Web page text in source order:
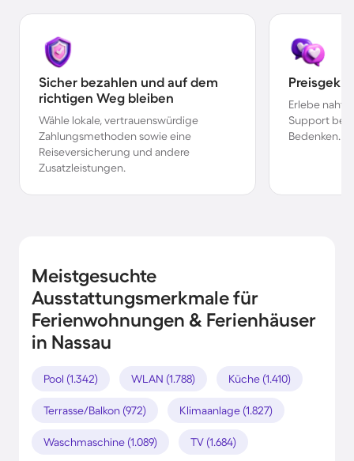
Sicher bezahlen und auf dem
richtigen Weg bleiben
Wähle lokale, vertrauenswürdige
Zahlungsmethoden sowie eine
Reiseversicherung und andere
Zusatzleistungen.
Erlebe
Support bei
Bedenken.
Meistgesuchte
Ausstattungsmerkmale für
Ferienwohnungen & Ferienhäuser
in Nassau
Pool (1.342) WLAN (1.788) Küche (1.410)
Terrasse/Balkon (972) Klimaanlage (1.827)
Waschmaschine (1.089) TV (1.684)